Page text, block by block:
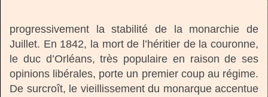
progressivement la stabilité de la monarchie de
Juillet. En 1842, la mort de l’héritier de la couronne,
le duc d’Orléans, très populaire en raison de ses
opinions libérales, porte un premier coup au régime.
De surcroît, le vieillissement du monarque accentue